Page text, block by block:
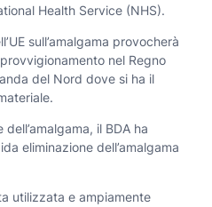
Health Service (NHS).
sull’amalgama provocherà
nel Regno
del Nord dove si ha il
il BDA ha
eliminazione dell’amalgama
utilizzata e ampiamente